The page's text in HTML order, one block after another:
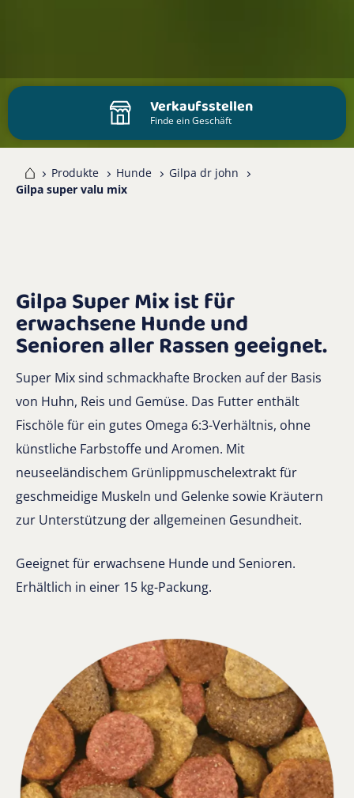
Verkaufsstellen
Finde ein Geschäft
Produkte Hunde
Gilpa dr john
Gilpa super valu mix
Gilpa Super Mix ist für
erwachsene Hunde und
Senioren aller Rassen geeignet.
Super Mix sind schmackhafte Brocken auf der Basis
von Huhn, Reis und Gemüse. Das Futter enthält
Fischöle für ein gutes Omega 6:3-Verhältnis, ohne
künstliche Farbstoffe und Aromen. Mit
neuseeländischem Grünlippmuschelextrakt für
geschmeidige Muskeln und Gelenke sowie Kräutern
zur Unterstützung der allgemeinen Gesundheit.
Geeignet für erwachsene Hunde und Senioren.
Erhältlich in einer 15 kg-Packung.